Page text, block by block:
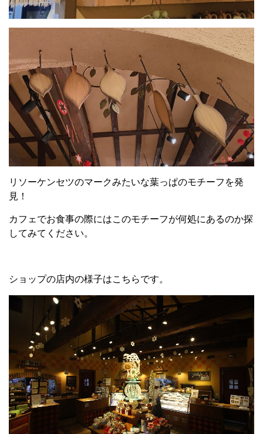
リソーケンセツのマークみたいな葉っぱのモチーフを発
見！
カフェでお食事の際にはこのモチーフが何処にあるのか探
してみてください。
ショップの店内の様子はこちらです。